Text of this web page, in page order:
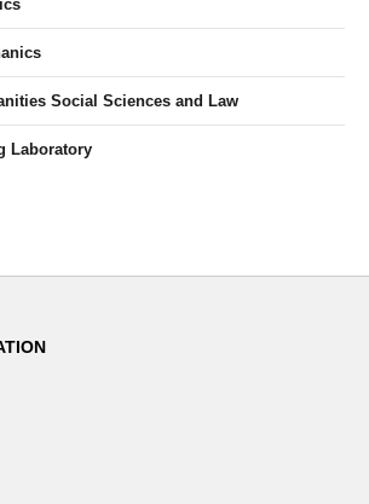
Social Sciences and Law
Laboratory